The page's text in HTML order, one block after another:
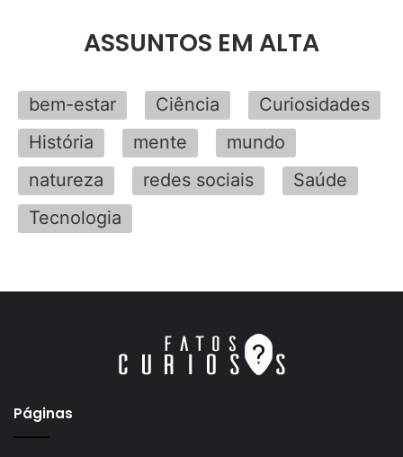
ASSUNTOS EM ALTA
bem-estar Ciência
Curiosidades
História
mente
mundo
natureza
redes sociais
Saúde
Tecnologia
Páginas